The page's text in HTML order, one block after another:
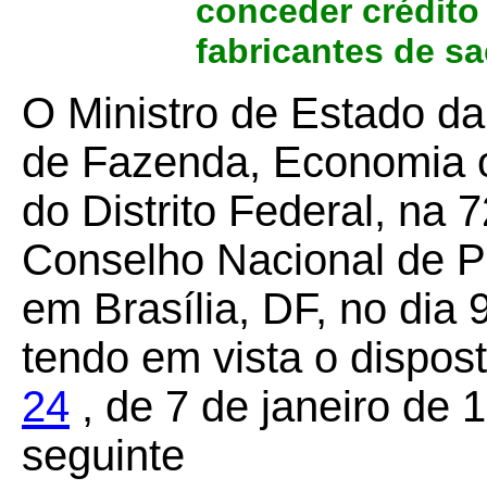
conceder
fabricantes de
O Ministro de Estado
de Fazenda, Economia
do Distrito Federal, na
Conselho Nacional de
em Brasília, DF, no dia
tendo em vista o
24 , de 7 de janeiro de
seguinte